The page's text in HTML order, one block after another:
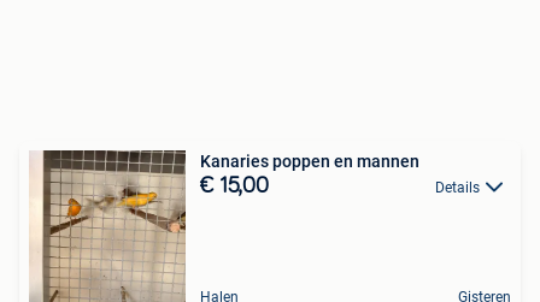
Kanaries poppen en mannen
€ 15,00 Details
Halen Gisteren